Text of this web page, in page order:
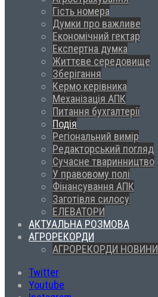
Гість номера
Думки про важливе
Економічний гектар
Експертна думка
Життєве середовище
Зберігання
Кермо керівника
Механізація АПК
Питання бухгалтерії
Подія
Регіональний вимір
Редакторський погляд
Сучасне тваринництво
У правовому полі
Фінансування АПК
Заготівля силосу
ЕЛЕВАТОРИ
АКТУАЛЬНА РОЗМОВА
АГРОРЕКОРДИ
АГРОРЕКОРДИ НОВИНИ
Twitter
Youtube